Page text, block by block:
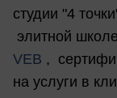
студии "4
элитной
VEB ,
на услуги в